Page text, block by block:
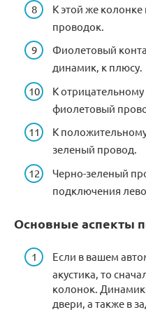
К этой же
проводок.
Фиолетовый
динамик, к плюсу.
К отрицательному
фиолетовый
К
зеленый провод.
Черно-зеленый
подключения
Основные аспекты
Если в вашем
акустика, то
колонок.
двери, а также в